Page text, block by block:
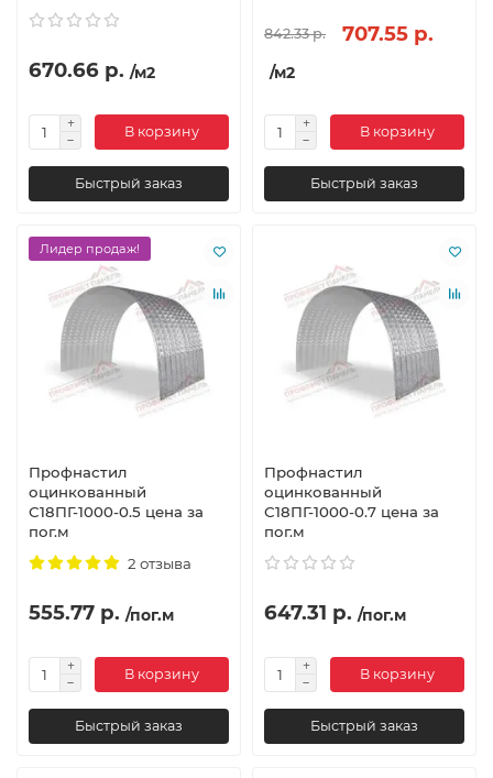
670.66 р. /м2
В корзину
Быстрый заказ
842.33 р. 707.55 р.
/м2
В корзину
Быстрый заказ
Лидер продаж!
Профнастил
оцинкованный
С18ПГ-1000-0.5 цена за
пог.м
2 отзыва
555.77 р. /пог.м
В корзину
Быстрый заказ
Профнастил
оцинкованный
С18ПГ-1000-0.7 цена за
пог.м
647.31 р. /пог.м
В корзину
Быстрый заказ